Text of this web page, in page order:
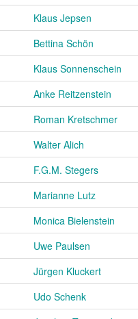
Klaus Jepsen
Bettina Schön
Klaus Sonnenschein
Anke Reitzenstein
Roman Kretschmer
Walter Alich
F.G.M. Stegers
Marianne Lutz
Monica Bielenstein
Uwe Paulsen
Jürgen Kluckert
Udo Schenk